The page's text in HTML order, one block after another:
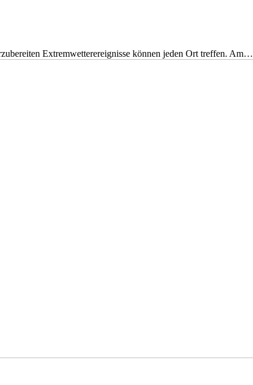
Extremwetterereignisse können jeden Ort treffen. Am…